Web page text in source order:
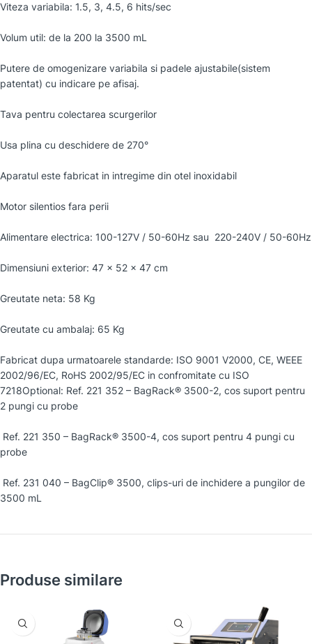
Viteza variabila: 1.5, 3, 4.5, 6 hits/sec
Volum util: de la 200 la 3500 mL
Putere de omogenizare variabila si padele ajustabile(sistem
patentat) cu indicare pe afisaj.
Tava pentru colectarea scurgerilor
Usa plina cu deschidere de 270°
Aparatul este fabricat in intregime din otel inoxidabil
Motor silentios fara perii
Alimentare electrica: 100-127V / 50-60Hz sau 220-240V / 50-60Hz
Dimensiuni exterior: 47 x 52 x 47 cm
Greutate neta: 58 Kg
Greutate cu ambalaj: 65 Kg
Fabricat dupa urmatoarele standarde: ISO 9001 V2000, CE, WEEE
2002/96/EC, RoHS 2002/95/EC in confromitate cu ISO
7218Optional: Ref. 221 352 – BagRack® 3500-2, cos suport pentru
2 pungi cu probe
Ref. 221 350 – BagRack® 3500-4, cos suport pentru 4 pungi cu
probe
Ref. 231 040 – BagClip® 3500, clips-uri de inchidere a pungilor de
3500 mL
Produse similare